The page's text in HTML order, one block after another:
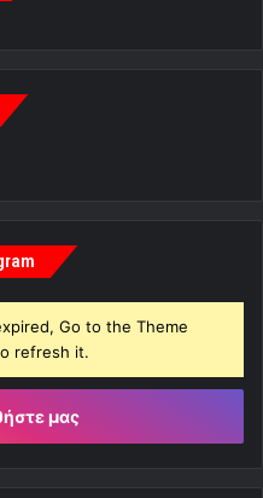
Go to the Theme
refresh it.
μας